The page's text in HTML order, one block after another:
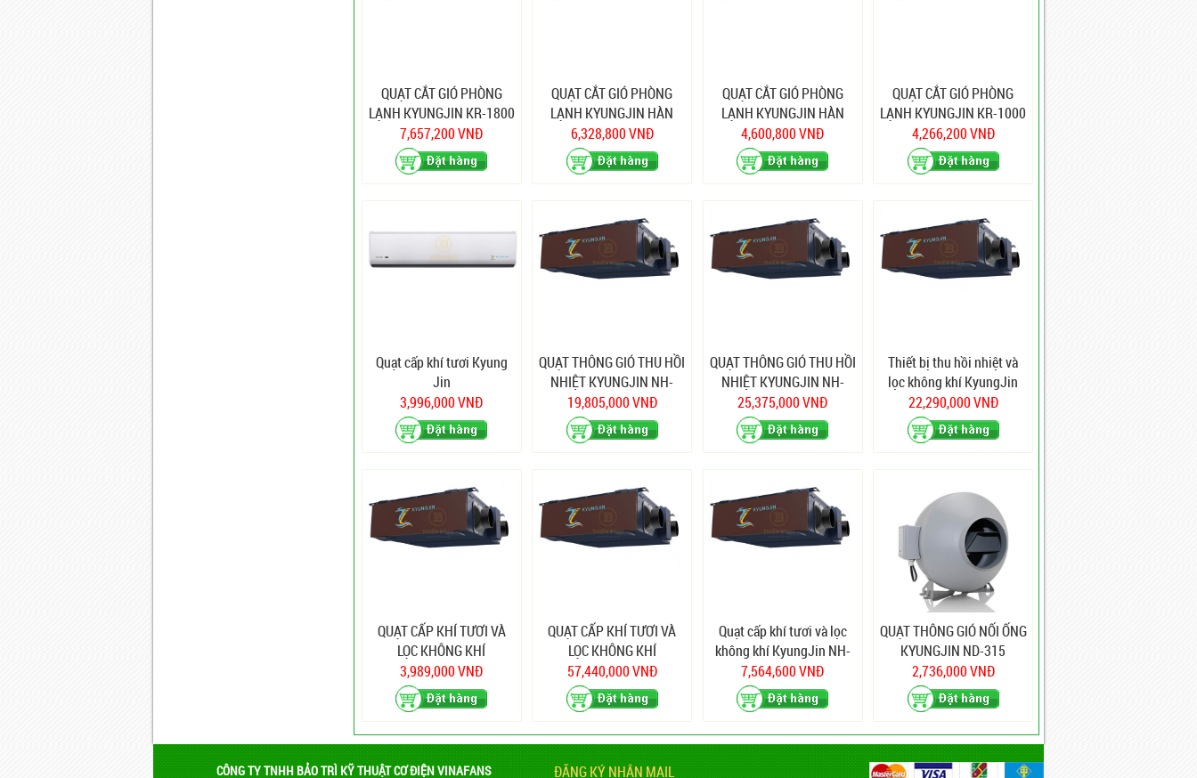
QUẠT CẮT GIÓ PHÒNG
LẠNH KYUNGJIN KR-1800
7,657,200 VNĐ
QUẠT CẮT GIÓ PHÒNG
LẠNH KYUNGJIN HÀN
QUỐC KR-1500
6,328,800 VNĐ
QUẠT CẮT GIÓ PHÒNG
LẠNH KYUNGJIN HÀN
QUỐC KR-1200
4,600,800 VNĐ
QUẠT CẮT GIÓ PHÒNG
LẠNH KYUNGJIN KR-1000
4,266,200 VNĐ
Quạt cấp khí tươi Kyung
Jin
3,996,000 VNĐ
QUẠT THÔNG GIÓ THU HỒI
NHIỆT KYUNGJIN NH-
260D
19,805,000 VNĐ
QUẠT THÔNG GIÓ THU HỒI
NHIỆT KYUNGJIN NH-
500D
25,375,000 VNĐ
Thiết bị thu hồi nhiệt và
lọc không khí KyungJin
NH-360D
22,290,000 VNĐ
QUẠT CẤP KHÍ TƯƠI VÀ
LỌC KHÔNG KHÍ
KYUNGJIN NH-150
3,989,000 VNĐ
QUẠT CẤP KHÍ TƯƠI VÀ
LỌC KHÔNG KHÍ
KYUNGJIN NH-300
57,440,000 VNĐ
Quạt cấp khí tươi và lọc
không khí KyungJin NH-
500
7,564,600 VNĐ
QUẠT THÔNG GIÓ NỐI ỐNG
KYUNGJIN ND-315
2,736,000 VNĐ
CÔNG TY TNHH BẢO TRÌ KỸ THUẬT CƠ ĐIỆN VINAFANS ĐĂNG KÝ NHẬN MAIL